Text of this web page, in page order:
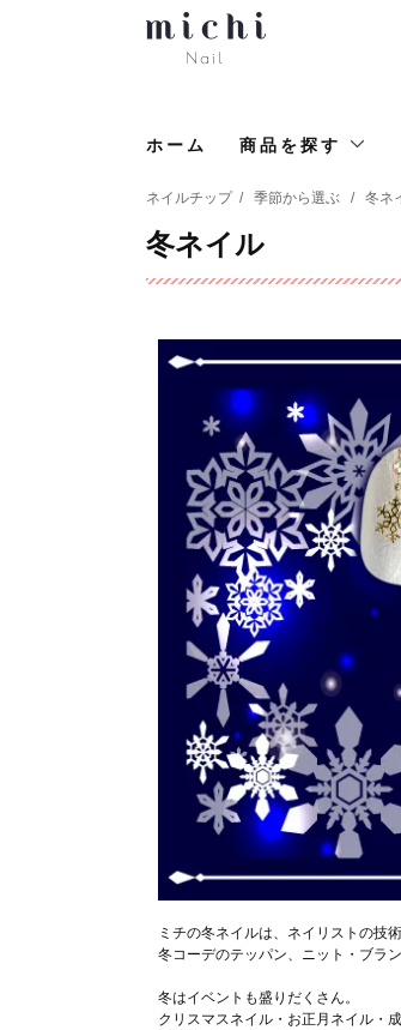
ホーム 商品を探す
ネイルチップ / 季節から選ぶ / 冬ネ
冬ネイル
ミチの冬ネイルは、ネイリストの技
冬コーデのテッパン、ニット・ブラ
冬はイベントも盛りだくさん。
クリスマスネイル・お正月ネイル・